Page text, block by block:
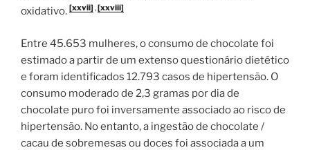
oxidativo. [xxvii] ,[xxviii]
Entre 45.653 mulheres, o consumo de chocolate foi
estimado a partir de um extenso questionário dietético
e foram identificados 12.793 casos de hipertensão. O
consumo moderado de 2,3 gramas por dia de
chocolate puro foi inversamente associado ao risco de
hipertensão. No entanto, a ingestão de chocolate /
cacau de sobremesas ou doces foi associada a um